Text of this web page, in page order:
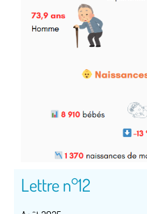
Lettre n°12